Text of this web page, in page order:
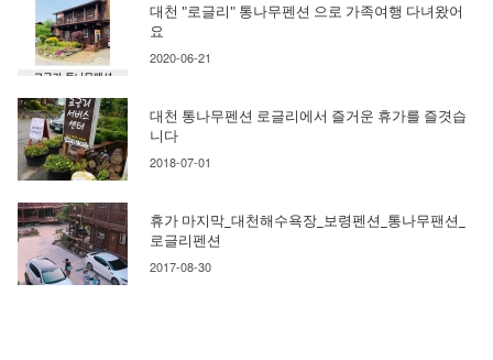
대천 "로글리" 통나무펜션 으로 가족여행 다녀왔어
요
2020-06-21
대천 통나무펜션 로글리에서 즐거운 휴가를 즐겻습
니다
2018-07-01
휴가 마지막_대천해수욕장_보령펜션_통나무팬션_
로글리펜션
2017-08-30